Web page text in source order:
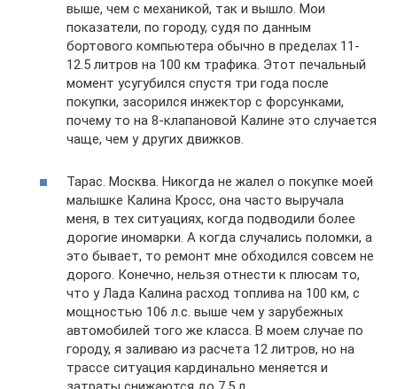
выше, чем с механикой, так и вышло. Мои
показатели, по городу, судя по данным
бортового компьютера обычно в пределах 11-
12.5 литров на 100 км трафика. Этот печальный
момент усугубился спустя три года после
покупки, засорился инжектор с форсунками,
почему то на 8-клапановой Калине это случается
чаще, чем у других движков.
Тарас. Москва. Никогда не жалел о покупке моей
малышке Калина Кросс, она часто выручала
меня, в тех ситуациях, когда подводили более
дорогие иномарки. А когда случались поломки, а
это бывает, то ремонт мне обходился совсем не
дорого. Конечно, нельзя отнести к плюсам то,
что у Лада Калина расход топлива на 100 км, с
мощностью 106 л.с. выше чем у зарубежных
автомобилей того же класса. В моем случае по
городу, я заливаю из расчета 12 литров, но на
трассе ситуация кардинально меняется и